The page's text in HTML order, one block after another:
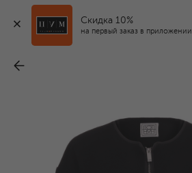
Скидка 10%
на первый заказ в приложении